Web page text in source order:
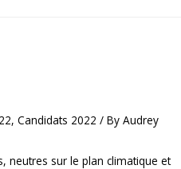
, Candidats 2022 / By Audrey
neutres sur le plan climatique et